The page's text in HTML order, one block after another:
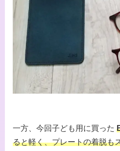
一方、今回子ども用に買った
ると軽く、プレートの着脱も